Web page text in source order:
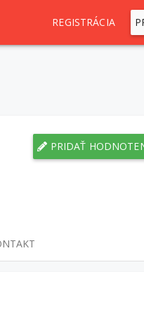
REGISTRÁCIA
PRIDAŤ